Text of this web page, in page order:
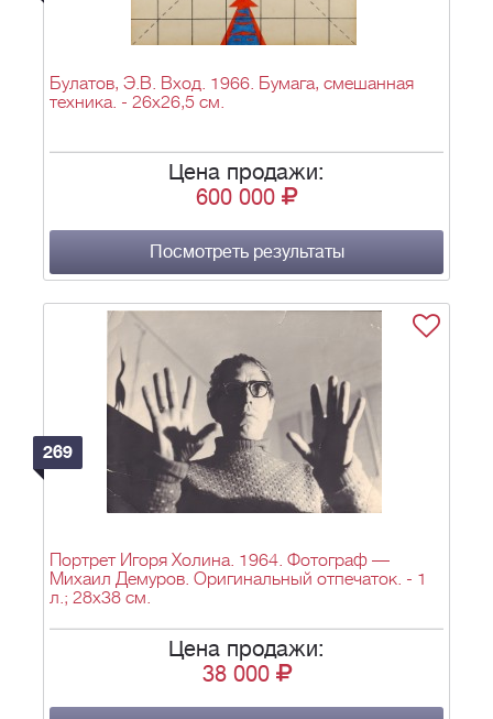
Булатов, Э.В. Вход. 1966. Бумага, смешанная
техника. - 26х26,5 см.
Цена продажи:
600 000
Посмотреть результаты
269
Портрет Игоря Холина. 1964. Фотограф —
Михаил Демуров. Оригинальный отпечаток. - 1
л.; 28х38 см.
Цена продажи:
38 000